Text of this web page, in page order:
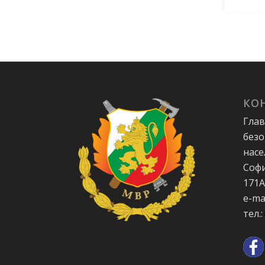
171А
e-